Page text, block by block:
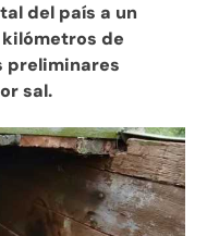
del país a un
de
preliminares
sal.